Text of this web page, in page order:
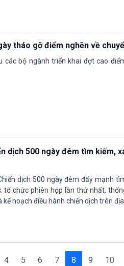
tháo gỡ điểm nghẽn về
các bộ ngành triển khai đợt cao
dịch 500 ngày đêm tìm kiếm,
dịch 500 ngày đêm đẩy mạnh
chức phiên họp lần thứ nhất,
hoạch điều hành chiến dịch trên
4 5 6 7 8 9 10